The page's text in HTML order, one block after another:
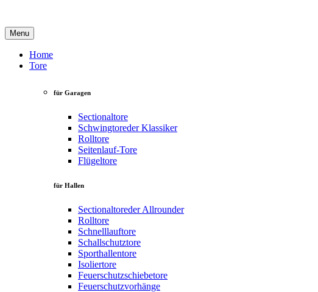
Menu
Home
Tore
für Garagen
Sectionaltore
Schwingtoreder Klassiker
Rolltore
Seitenlauf-Tore
Flügeltore
für Hallen
Sectionaltoreder Allrounder
Rolltore
Schnelllauftore
Schallschutztore
Sporthallentore
Isoliertore
Feuerschutzschiebetore
Feuerschutzvorhänge